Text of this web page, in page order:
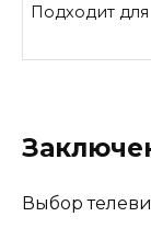
Подходит для
Выбор